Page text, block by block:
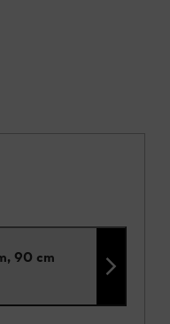
90 cm